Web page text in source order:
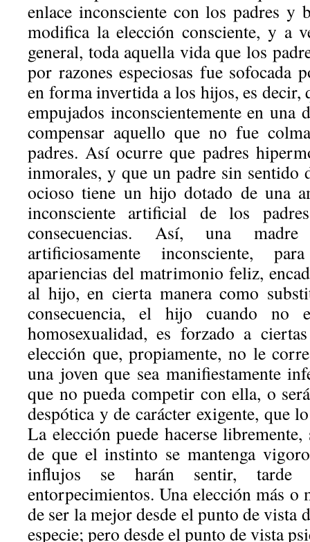
enlace inconsciente con los padres y
modifica la elección consciente, y a
general, toda aquella vida que los
por razones especiosas fue sofocada
en forma invertida a los hijos, es decir,
empujados inconscientemente en una
compensar aquello que no fue
padres. Así ocurre que padres
inmorales, y que un padre sin sentido
ocioso tiene un hijo dotado de una
inconsciente artificial de los
consecuencias. Así, una
artificiosamente inconsciente,
apariencias del matrimonio feliz,
al hijo, en cierta manera como
consecuencia, el hijo cuando no
homosexualidad, es forzado a
elección que, propiamente, no le
una joven que sea manifiestamente
que no pueda competir con ella, o
despótica y de carácter exigente, que
La elección puede hacerse
de que el instinto se mantenga
influjos se harán sentir, tarde
entorpecimientos. Una elección más o
de ser la mejor desde el punto de vista
especie; pero desde el punto de vista